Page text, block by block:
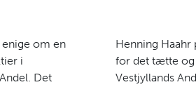
om en
i
Det
Henning Haahr
for det tætte og
Vestjyllands